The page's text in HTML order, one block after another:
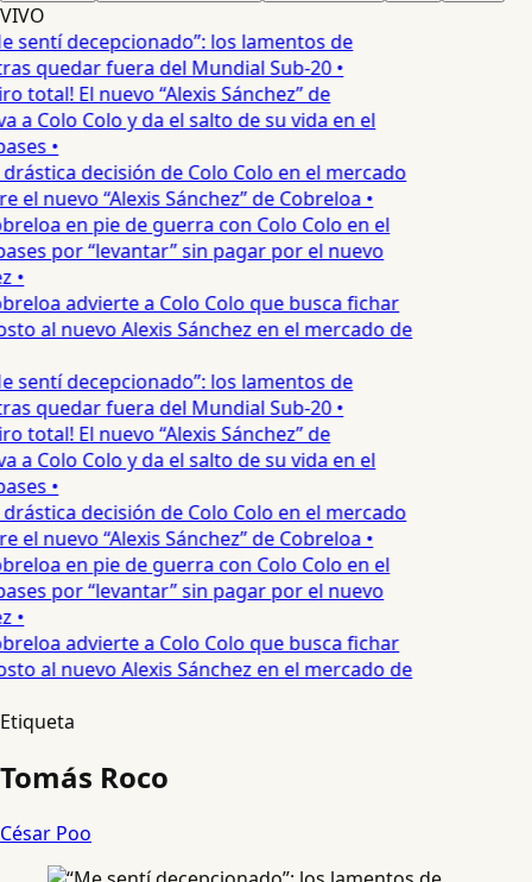
VIVO
sentí decepcionado”: los lamentos de
quedar fuera del Mundial Sub-20 •
total! El nuevo “Alexis Sánchez” de
a Colo Colo y da el salto de su vida en el
•
decisión de Colo Colo en el mercado
el nuevo “Alexis Sánchez” de Cobreloa •
en pie de guerra con Colo Colo en el
por “levantar” sin pagar por el nuevo
•
advierte a Colo Colo que busca fichar
al nuevo Alexis Sánchez en el mercado de
sentí decepcionado”: los lamentos de
quedar fuera del Mundial Sub-20 •
total! El nuevo “Alexis Sánchez” de
a Colo Colo y da el salto de su vida en el
•
decisión de Colo Colo en el mercado
el nuevo “Alexis Sánchez” de Cobreloa •
en pie de guerra con Colo Colo en el
por “levantar” sin pagar por el nuevo
•
advierte a Colo Colo que busca fichar
al nuevo Alexis Sánchez en el mercado de
Etiqueta
Tomás Roco
César Poo